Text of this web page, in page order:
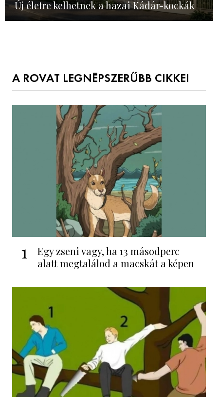
Új életre kelhetnek a hazai Kádár-kockák
A ROVAT LEGNÉPSZERŰBB CIKKEI
1
Egy zseni vagy, ha 13 másodperc
alatt megtalálod a macskát a képen